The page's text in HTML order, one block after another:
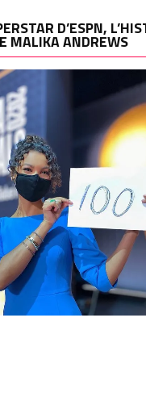
D’ESPN,
MALIKA ANDREWS